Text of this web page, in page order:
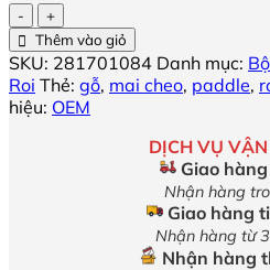
Paddle
gỗ
hình
trái
tim
số
Thêm vào giỏ
SKU: 281701084 Danh mục:
Roi Thẻ: gỗ, mai cheo, paddle,
hiệu: OEM
DỊCH VỤ
Giao
Nhận hàng
Giao hàng
Nhận hàng từ
Nhận hàng